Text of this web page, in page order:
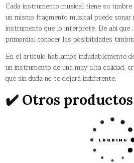
Cada instrumento musical tiene su
un mismo fragmento musical puede
instrumento que lo interprete. De ahí que
primordial conocer las posibilidades
En el artículo hablamos indudablemente
un instrumento de una muy alta calidad,
que sin duda no te dejará indiferente.
✔️ Otros productos